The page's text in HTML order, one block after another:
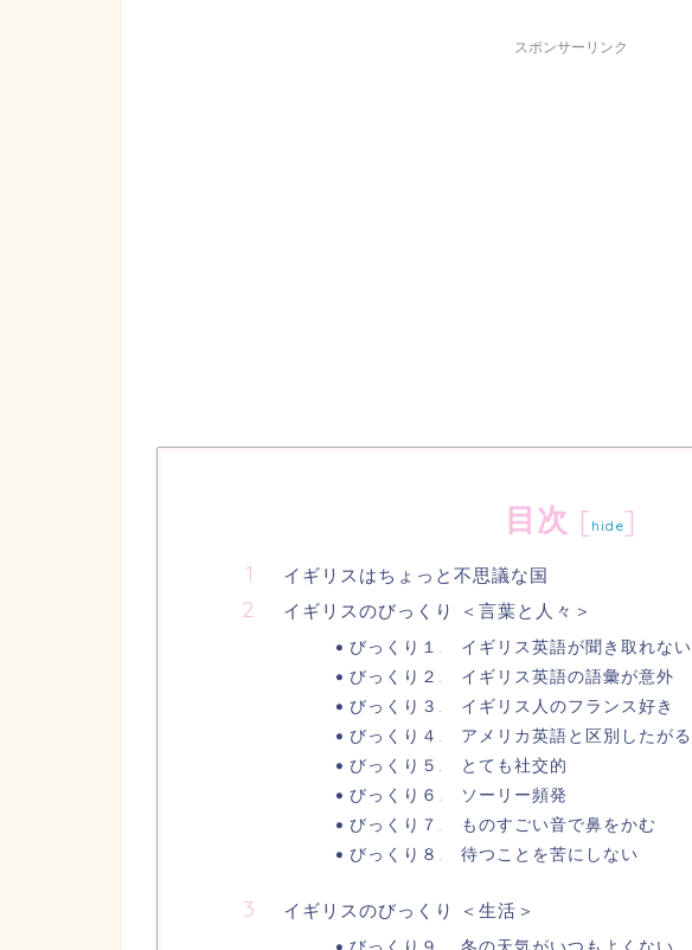
スポンサーリンク
目次 [ hide]
イギリスはちょっと不思議な国
イギリスのびっくり ＜言葉と人々＞
びっくり１. イギリス英語が聞き取れない
びっくり２. イギリス英語の語彙が意外
びっくり３. イギリス人のフランス好き
びっくり４. アメリカ英語と区別したがる
びっくり５. とても社交的
びっくり６. ソーリー頻発
びっくり７. ものすごい音で鼻をかむ
びっくり８. 待つことを苦にしない
イギリスのびっくり ＜生活＞
びっくり９. 冬の天気がいつもよくない